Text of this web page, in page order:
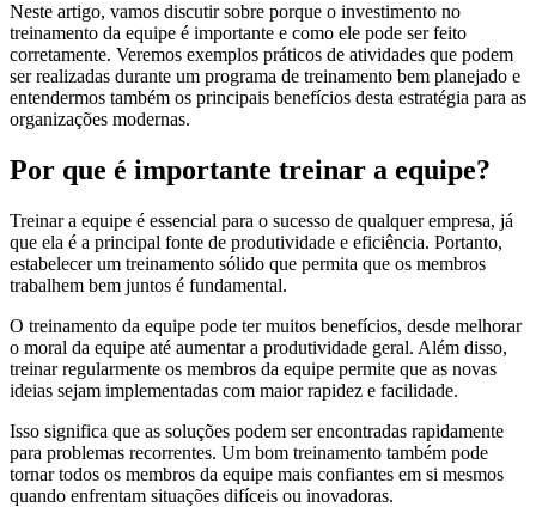
Neste artigo, vamos discutir sobre porque o investimento no
treinamento da equipe é importante e como ele pode ser feito
corretamente. Veremos exemplos práticos de atividades que podem
ser realizadas durante um programa de treinamento bem planejado e
entendermos também os principais benefícios desta estratégia para as
organizações modernas.
Por que é importante treinar a equipe?
Treinar a equipe é essencial para o sucesso de qualquer empresa, já
que ela é a principal fonte de produtividade e eficiência. Portanto,
estabelecer um treinamento sólido que permita que os membros
trabalhem bem juntos é fundamental.
O treinamento da equipe pode ter muitos benefícios, desde melhorar
o moral da equipe até aumentar a produtividade geral. Além disso,
treinar regularmente os membros da equipe permite que as novas
ideias sejam implementadas com maior rapidez e facilidade.
Isso significa que as soluções podem ser encontradas rapidamente
para problemas recorrentes. Um bom treinamento também pode
tornar todos os membros da equipe mais confiantes em si mesmos
quando enfrentam situações difíceis ou inovadoras.